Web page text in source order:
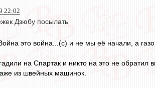
22:02
Дзюбу посылать
это война...(с) и не мы её начали, а
на Спартак и никто на это не обратил
из швейных машинок.